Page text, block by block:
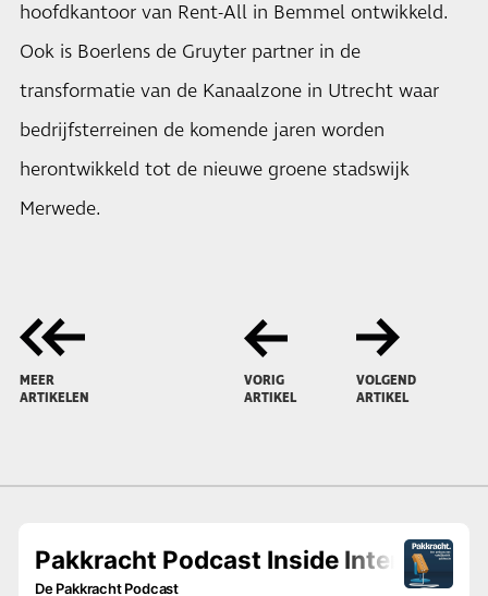
hoofdkantoor van Rent-All in Bemmel ontwikkeld.
Ook is Boerlens de Gruyter partner in de
transformatie van de Kanaalzone in Utrecht waar
bedrijfsterreinen de komende jaren worden
herontwikkeld tot de nieuwe groene stadswijk
Merwede.
MEER
ARTIKELEN
VORIG
ARTIKEL
VOLGEND
ARTIKEL